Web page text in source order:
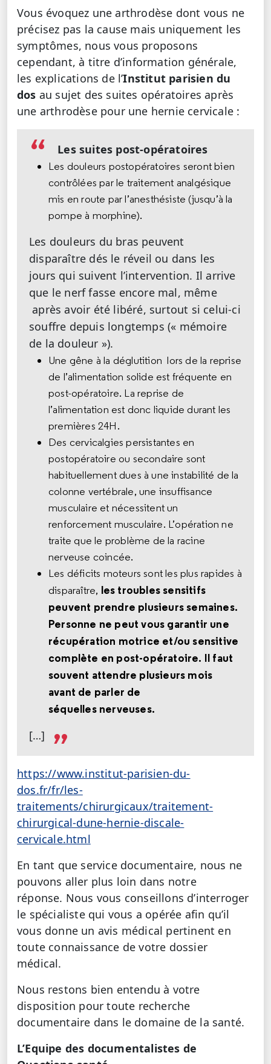
Vous évoquez une arthrodèse dont vous ne
précisez pas la cause mais uniquement les
symptômes, nous vous proposons
cependant, à titre d’information générale,
les explications de l’Institut parisien du
dos au sujet des suites opératoires après
une arthrodèse pour une hernie cervicale :
Les suites post-opératoires
Les douleurs postopératoires seront bien
contrôlées par le traitement analgésique
mis en route par l’anesthésiste (jusqu’à la
pompe à morphine).
Les douleurs du bras peuvent
disparaître dés le réveil ou dans les
jours qui suivent l’intervention. Il arrive
que le nerf fasse encore mal, même
après avoir été libéré, surtout si celui-ci
souffre depuis longtemps (« mémoire
de la douleur »).
Une gêne à la déglutition lors de la reprise
de l’alimentation solide est fréquente en
post-opératoire. La reprise de
l’alimentation est donc liquide durant les
premières 24H.
Des cervicalgies persistantes en
postopératoire ou secondaire sont
habituellement dues à une instabilité de la
colonne vertébrale, une insuffisance
musculaire et nécessitent un
renforcement musculaire. L’opération ne
traite que le problème de la racine
nerveuse coincée.
Les déficits moteurs sont les plus rapides à
disparaître, les troubles sensitifs
peuvent prendre plusieurs semaines.
Personne ne peut vous garantir une
récupération motrice et/ou sensitive
complète en post-opératoire. Il faut
souvent attendre plusieurs mois
avant de parler de
séquelles nerveuses.
[…]
https://www.institut-parisien-du-
dos.fr/fr/les-
traitements/chirurgicaux/traitement-
chirurgical-dune-hernie-discale-
cervicale.html
En tant que service documentaire, nous ne
pouvons aller plus loin dans notre
réponse. Nous vous conseillons d’interroger
le spécialiste qui vous a opérée afin qu’il
vous donne un avis médical pertinent en
toute connaissance de votre dossier
médical.
Nous restons bien entendu à votre
disposition pour toute recherche
documentaire dans le domaine de la santé.
L’Equipe des documentalistes de